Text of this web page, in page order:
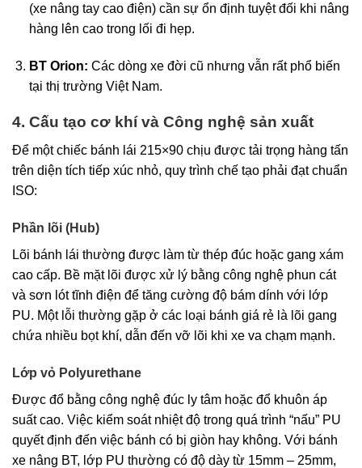
(xe nâng tay cao điện) cần sự ổn định tuyệt đối khi nâng
hàng lên cao trong lối đi hẹp.
BT Orion: Các dòng xe đời cũ nhưng vẫn rất phổ biến
tại thị trường Việt Nam.
4. Cấu tạo cơ khí và Công nghệ sản xuất
Để một chiếc bánh lái 215×90 chịu được tải trọng hàng tấn
trên diện tích tiếp xúc nhỏ, quy trình chế tạo phải đạt chuẩn
ISO:
Phần lõi (Hub)
Lõi bánh lái thường được làm từ thép đúc hoặc gang xám
cao cấp. Bề mặt lõi được xử lý bằng công nghệ phun cát
và sơn lót tĩnh điện để tăng cường độ bám dính với lớp
PU. Một lỗi thường gặp ở các loại bánh giá rẻ là lõi gang
chứa nhiều bọt khí, dẫn đến vỡ lõi khi xe va chạm mạnh.
Lớp vỏ Polyurethane
Được đổ bằng công nghệ đúc ly tâm hoặc đổ khuôn áp
suất cao. Việc kiểm soát nhiệt độ trong quá trình “nấu” PU
quyết định đến việc bánh có bị giòn hay không. Với bánh
xe nâng BT, lớp PU thường có độ dày từ 15mm – 25mm,